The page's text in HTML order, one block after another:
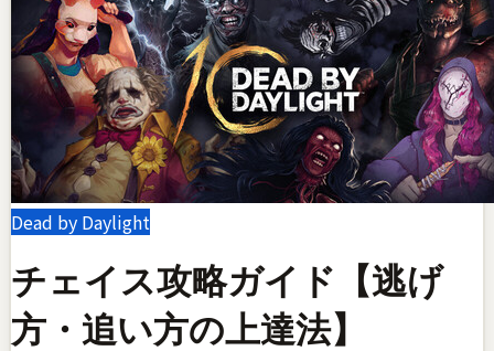
Dead by Daylight
チェイス攻略ガイド【逃げ
方・追い方の上達法】